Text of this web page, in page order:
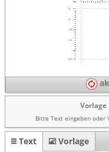
Stempel-Textplatten
Stempelzubehör
Vorlage
Bitte Text eingeben oder
Text Vorlage